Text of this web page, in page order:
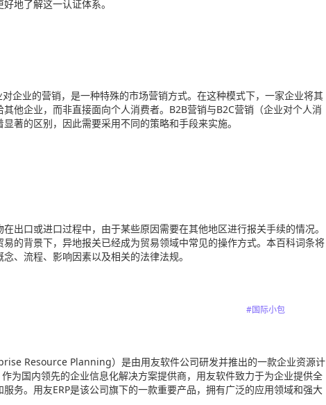
地了解这一认证体系。
企业的营销，是一种特殊的市场营销方式。在这种模式下，一家企业将其
其他企业，而非直接面向个人消费者。B2B营销与B2C营销（企业对个人消
著的区别，因此需要采用不同的策略和手段来实施。
出口或进口过程中，由于某些原因需要在其他地区进行报关手续的情况。
易的背景下，异地报关已经成为贸易领域中常见的操作方式。本百科词条将
、流程、影响因素以及相关的法律法规。
#国际小包
Resource Planning）是由用友软件公司研发并推出的一款企业资源计
作为国内领先的企业信息化解决方案提供商，用友软件致力于为企业提供全
务。用友ERP是该公司旗下的一款重要产品，拥有广泛的应用领域和强大